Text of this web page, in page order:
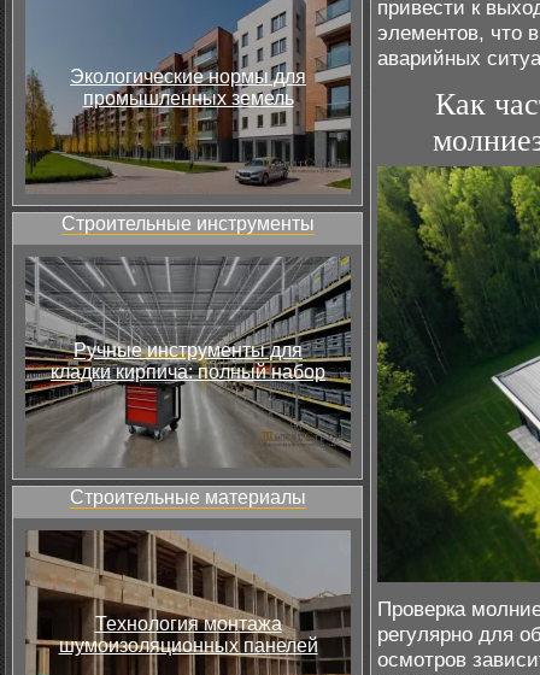
Экологические нормы для
промышленных земель
Строительные инструменты
Ручные инструменты для
кладки кирпича: полный набор
Строительные материалы
Технология монтажа
шумоизоляционных панелей
привести к
элементов, что
аварийных
Как
Проверка
регулярно для
осмотров